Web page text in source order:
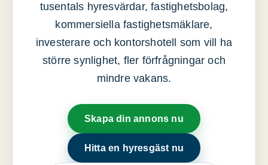
tusentals hyresvärdar, fastighetsbolag,
kommersiella fastighetsmäklare,
investerare och kontorshotell som vill ha
större synlighet, fler förfrågningar och
mindre vakans.
Skapa din annons nu
Hitta en hyresgäst nu